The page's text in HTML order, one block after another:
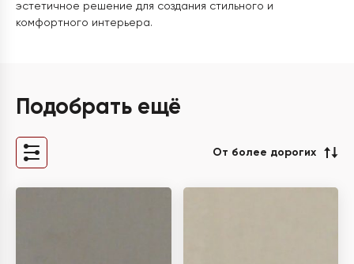
эстетичное решение для создания стильного и
комфортного интерьера.
Подобрать ещё
От более дорогих